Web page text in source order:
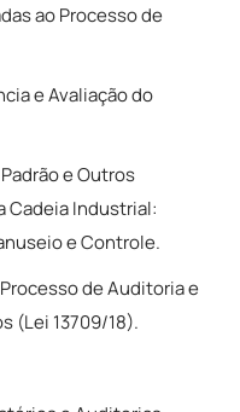
ao Processo de
e Avaliação do
e Outros
Cadeia Industrial:
e Controle.
de Auditoria e
(Lei 13709/18).